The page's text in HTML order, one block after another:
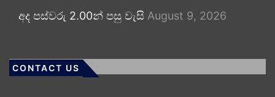
අද පස්වරු 2.00න් පසු වැසි August 9, 2026
CONTACT US